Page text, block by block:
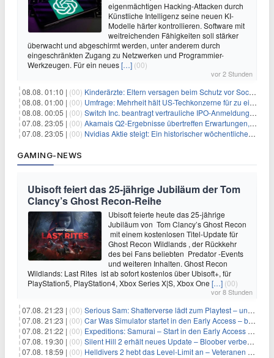
eigenmächtigen Hacking-Attacken durch
Künstliche Intelligenz seine neuen KI-
Modelle härter kontrollieren. Software mit
weitreichenden Fähigkeiten soll stärker
überwacht und abgeschirmt werden, unter anderem durch
eingeschränkten Zugang zu Netzwerken und Programmier-
Werkzeugen. Für ein neues[…] (00)
vor 2 Stunden
08.08. 01:10 | (00) Kinderärzte: Eltern versagen beim Schutz vor Social Media
08.08. 01:00 | (00) Umfrage: Mehrheit hält US-Techkonzerne für zu einflussreich
08.08. 00:05 | (00) Switch Inc. beantragt vertrauliche IPO-Anmeldung im Zuge des AI-Booms
07.08. 23:05 | (00) Akamais Q2-Ergebnisse übertreffen Erwartungen, doch Aktien fallen: Ein tieferer Blick
07.08. 23:05 | (00) Nvidias Aktie steigt: Ein historischer wöchentlicher Anstieg, getrieben von Innovation und Marktnachfrage
GAMING-NEWS
Ubisoft feiert das 25-jährige Jubiläum der Tom
Clancy’s Ghost Recon-Reihe
Ubisoft feierte heute das 25-jährige
Jubiläum von Tom Clancy’s Ghost Recon
mit einem kostenlosen Titel-Update für
Ghost Recon Wildlands , der Rückkehr
des bei Fans beliebten Predator -Events
und weiteren Inhalten. Ghost Recon
Wildlands: Last Rites ist ab sofort kostenlos über Ubisoft+, für
PlayStation5, PlayStation4, Xbox Series X|S, Xbox One […] (00)
vor 8 Stunden
07.08. 21:23 | (00) Serious Sam: Shatterverse lädt zum Playtest – und erscheint schon bald!
07.08. 21:23 | (00) Car Was Simulator startet in den Early Access – bald gehts los!
07.08. 21:22 | (00) Expeditions: Samurai – Start in den Early Access ab heute im feudalen Japan
07.08. 19:30 | (00) Silent Hill 2 erhält neues Update – Bloober verbessert Grafik und Performance
07.08. 18:59 | (00) Helldivers 2 hebt das Level-Limit an – Veteranen können endlich weiter aufsteigen